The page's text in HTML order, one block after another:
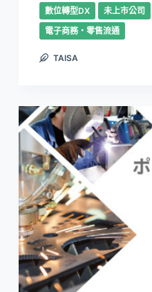
數位轉型DX 未上市公司
電子商務・零售流通
TAISA